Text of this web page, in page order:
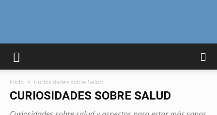
Curiosidades
Inicio Curiosidades sobre Salud
CURIOSIDADES SOBRE SALUD